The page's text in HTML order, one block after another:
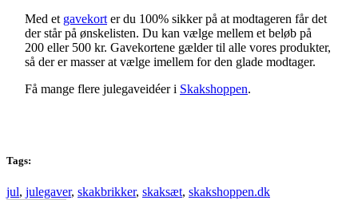
Med et gavekort er du 100% sikker på at modtageren får det
der står på ønskelisten. Du kan vælge mellem et beløb på
200 eller 500 kr. Gavekortene gælder til alle vores produkter,
så der er masser at vælge imellem for den glade modtager.
Få mange flere julegaveidéer i Skakshoppen.
Tags:
jul, julegaver, skakbrikker, skaksæt, skakshoppen.dk